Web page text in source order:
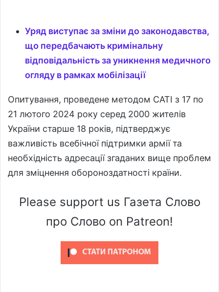
Уряд виступає за зміни до законодавства,
що передбачають кримінальну
відповідальність за уникнення медичного
огляду в рамках мобілізації
Опитування, проведене методом CATI з 17 по
21 лютого 2024 року серед 2000 жителів
України старше 18 років, підтверджує
важливість всебічної підтримки армії та
необхідність адресації згаданих вище проблем
для зміцнення обороноздатності країни.
Please support us Газета Слово
про Слово on Patreon!